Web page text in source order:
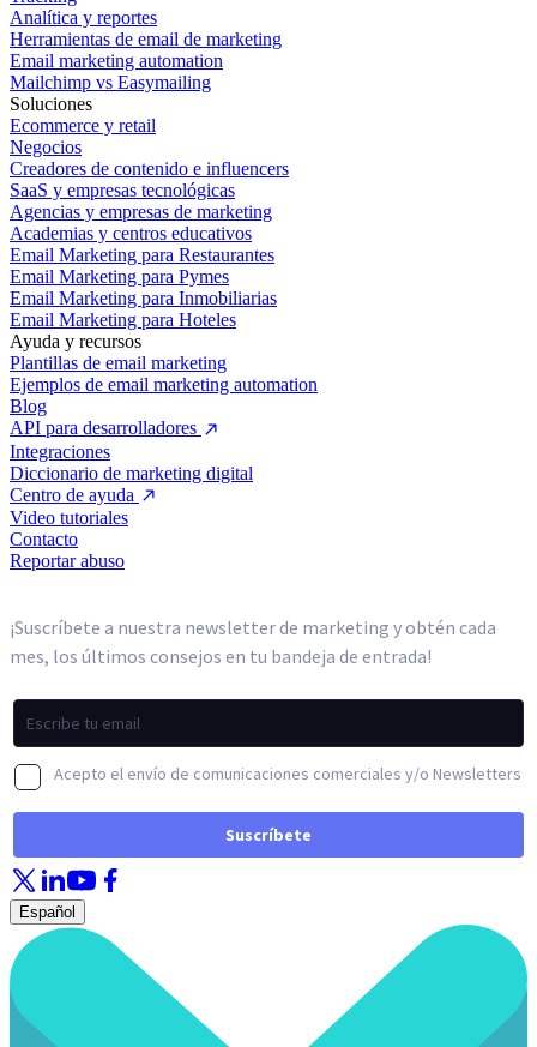
Analítica y reportes
Herramientas de email de marketing
Email marketing automation
Mailchimp vs Easymailing
Soluciones
Ecommerce y retail
Negocios
Creadores de contenido e influencers
SaaS y empresas tecnológicas
Agencias y empresas de marketing
Academias y centros educativos
Email Marketing para Restaurantes
Email Marketing para Pymes
Email Marketing para Inmobiliarias
Email Marketing para Hoteles
Ayuda y recursos
Plantillas de email marketing
Ejemplos de email marketing automation
Blog
API para desarrolladores
Integraciones
Diccionario de marketing digital
Centro de ayuda
Video tutoriales
Contacto
Reportar abuso
Español